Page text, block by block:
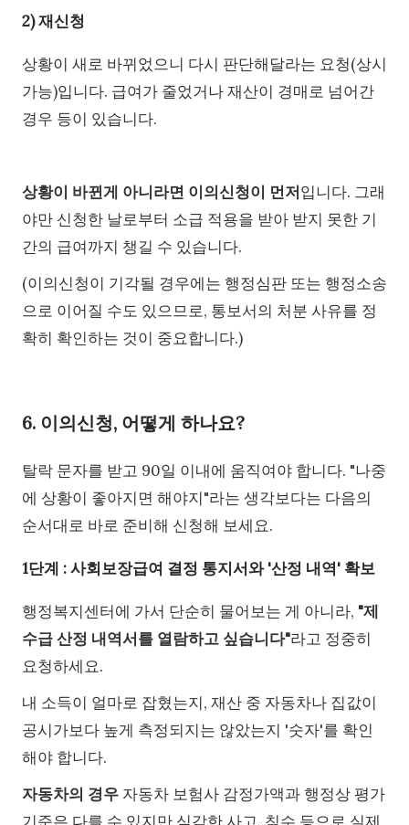
2) 재신청
상황이 새로 바뀌었으니 다시 판단해달라는 요청(상시
가능)입니다. 급여가 줄었거나 재산이 경매로 넘어간
경우 등이 있습니다.
상황이 바뀐게 아니라면 이의신청이 먼저입니다. 그래
야만 신청한 날로부터 소급 적용을 받아 받지 못한 기
간의 급여까지 챙길 수 있습니다.
(이의신청이 기각될 경우에는 행정심판 또는 행정소송
으로 이어질 수도 있으므로, 통보서의 처분 사유를 정
확히 확인하는 것이 중요합니다.)
6. 이의신청, 어떻게 하나요?
탈락 문자를 받고 90일 이내에 움직여야 합니다. "나중
에 상황이 좋아지면 해야지"라는 생각보다는 다음의
순서대로 바로 준비해 신청해 보세요.
1단계 : 사회보장급여 결정 통지서와 '산정 내역' 확보
행정복지센터에 가서 단순히 물어보는 게 아니라, "제
수급 산정 내역서를 열람하고 싶습니다"라고 정중히
요청하세요.
내 소득이 얼마로 잡혔는지, 재산 중 자동차나 집값이
공시가보다 높게 측정되지는 않았는지 '숫자'를 확인
해야 합니다.
자동차의 경우 자동차 보험사 감정가액과 행정상 평가